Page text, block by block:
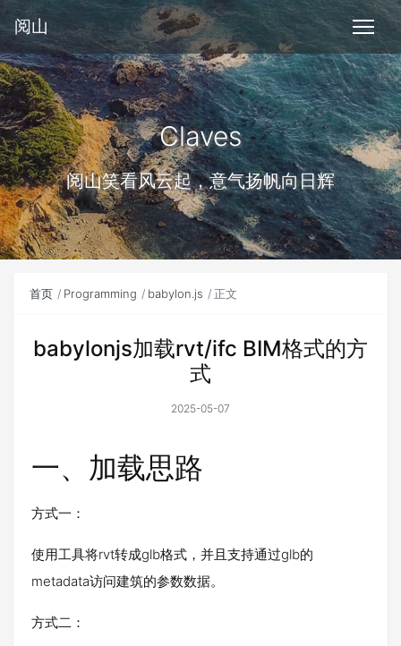
阅山
Claves
阅山笑看风云起，意气扬帆向日辉
首页 Programming babylon.js 正文
babylonjs加载rvt/ifc BIM格式的方
式
2025-05-07
一、加载思路
方式一：
使用工具将rvt转成glb格式，并且支持通过glb的
metadata访问建筑的参数数据。
方式二：